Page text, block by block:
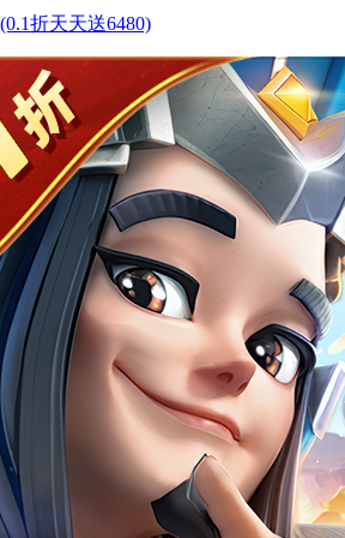
折天天送6480)